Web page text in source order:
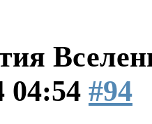
04:54 #94